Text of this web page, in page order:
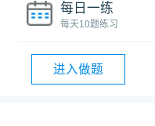
每日一练
每天10题练习
进入做题